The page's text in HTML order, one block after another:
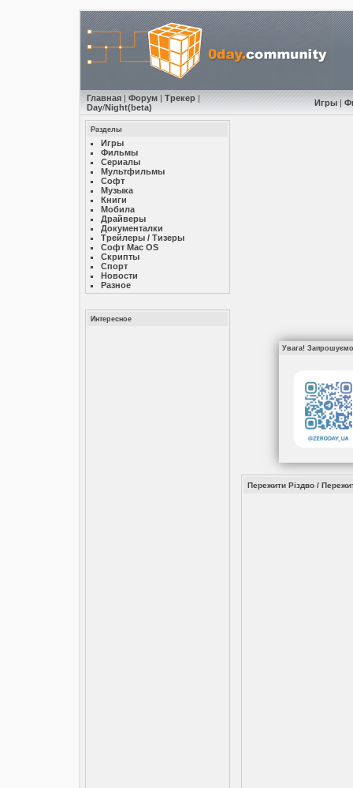
Главная| Форум| Трекер|
Day/Night(beta) Игры|
Разделы
Игры
Фильмы
Сериалы
Мультфильмы
Софт
Музыкa
Книги
Мобила
Драйверы
Документалки
Трейлеры / Тизеры
Софт Mac OS
Скрипты
Спорт
Новости
Разное
Интересное
Увага! Запрошуємо
Пережити Різдво /